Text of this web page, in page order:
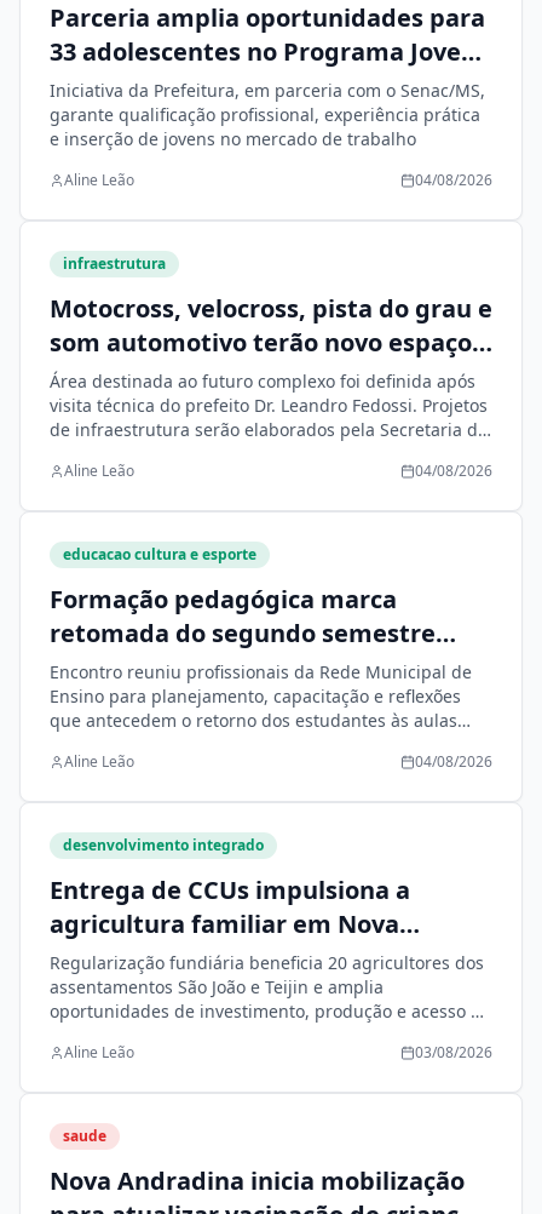
Parceria amplia oportunidades para
33 adolescentes no Programa Jovem
Aprendiz
Iniciativa da Prefeitura, em parceria com o Senac/MS,
garante qualificação profissional, experiência prática
e inserção de jovens no mercado de trabalho
Aline Leão 04/08/2026
infraestrutura
Motocross, velocross, pista do grau e
som automotivo terão novo espaço
planejado pela Prefeitura em Nova
Andradina
Área destinada ao futuro complexo foi definida após
visita técnica do prefeito Dr. Leandro Fedossi. Projetos
de infraestrutura serão elaborados pela Secretaria de
Aline Leão 04/08/2026
educacao cultura e esporte
Formação pedagógica marca
retomada do segundo semestre
letivo em Nova Andradina
Encontro reuniu profissionais da Rede Municipal de
Ensino para planejamento, capacitação e reflexões
que antecedem o retorno dos estudantes às aulas
Aline Leão 04/08/2026
desenvolvimento integrado
Entrega de CCUs impulsiona a
agricultura familiar em Nova
Andradina
Regularização fundiária beneficia 20 agricultores dos
assentamentos São João e Teijin e amplia
oportunidades de investimento, produção e acesso às
Aline Leão 03/08/2026
saude
Nova Andradina inicia mobilização